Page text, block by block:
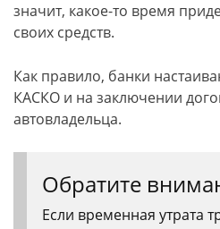
значит, какое-то время
своих средств.
Как правило, банки
КАСКО и на заключении
автовладельца.
Обратите
Если временная утрата